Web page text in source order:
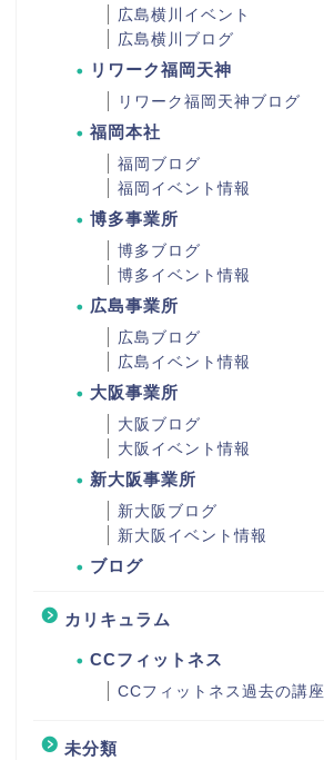
広島横川イベント
広島横川ブログ
リワーク福岡天神
リワーク福岡天神ブログ
福岡本社
福岡ブログ
福岡イベント情報
博多事業所
博多ブログ
博多イベント情報
広島事業所
広島ブログ
広島イベント情報
大阪事業所
大阪ブログ
大阪イベント情報
新大阪事業所
新大阪ブログ
新大阪イベント情報
ブログ
カリキュラム
CCフィットネス
CCフィットネス過去の講座
未分類